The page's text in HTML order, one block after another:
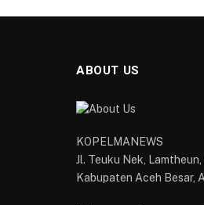
ABOUT US
KOPELMANEWS
Jl. Teuku Nek, Lamtheun,
Kabupaten Aceh Besar,